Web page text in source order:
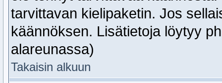
tarvittavan kielipaketin. Jos
käännöksen. Lisätietoja löytyy
alareunassa)
Takaisin alkuun